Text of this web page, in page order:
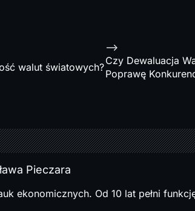
walut światowych?
-->
Czy Dewaluacja
Poprawę
Pieczara
ekonomicznych. Od 10 lat pełni